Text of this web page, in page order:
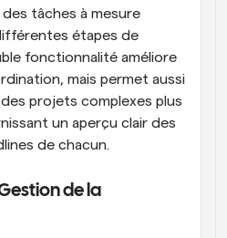
tâches à mesure
étapes de
fonctionnalité améliore
mais permet aussi
projets complexes plus
un aperçu clair des
de chacun.
de la